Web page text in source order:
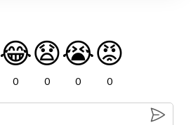
😂
0
😧
0
😭
0
😡
0